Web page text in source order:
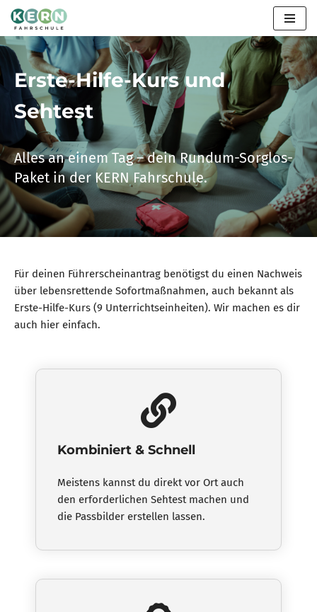
Zum
Inhalt
springen
Erste-Hilfe-Kurs und
Sehtest
Alles an einem Tag – dein Rundum-Sorglos-
Paket in der KERN Fahrschule.
Für deinen Führerscheinantrag benötigst du einen Nachweis
über lebensrettende Sofortmaßnahmen, auch bekannt als
Erste-Hilfe-Kurs (9 Unterrichtseinheiten). Wir machen es dir
auch hier einfach.
Kombiniert & Schnell
Meistens kannst du direkt vor Ort auch
den erforderlichen Sehtest machen und
die Passbilder erstellen lassen.